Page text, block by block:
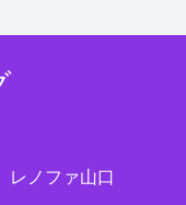
レノファ山口